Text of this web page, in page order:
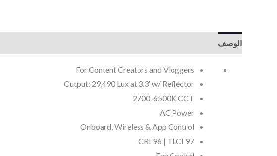
الوصف
For Content Creators and Vloggers
Output: 29,490 Lux at 3.3′ w/ Reflector
2700-6500K CCT
AC Power
Onboard, Wireless & App Control
CRI 96 | TLCI 97